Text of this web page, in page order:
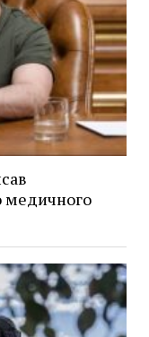
медичного